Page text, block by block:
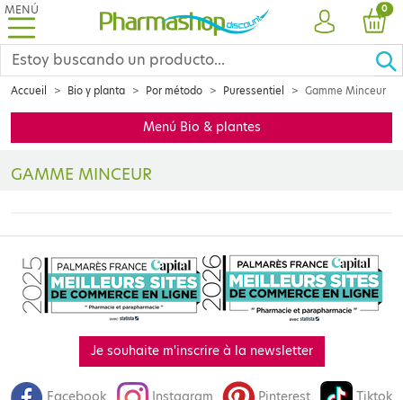
MENÚ
CUENTA
0
Accueil Bio y planta Por método Puressentiel Gamme Minceur
Menú Bio & plantes
GAMME MINCEUR
Je souhaite m'inscrire à la newsletter
Facebook Instagram Pinterest Tiktok